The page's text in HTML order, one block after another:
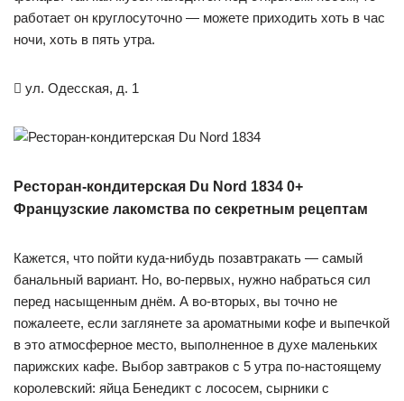
работает он круглосуточно — можете приходить хоть в час
ночи, хоть в пять утра.
 ул. Одесская, д. 1
Ресторан-кондитерская Du Nord 1834 0+
Французские лакомства по секретным рецептам
Кажется, что пойти куда-нибудь позавтракать — самый
банальный вариант. Но, во-первых, нужно набраться сил
перед насыщенным днём. А во-вторых, вы точно не
пожалеете, если заглянете за ароматными кофе и выпечкой
в это атмосферное место, выполненное в духе маленьких
парижских кафе. Выбор завтраков с 5 утра по-настоящему
королевский: яйца Бенедикт с лососем, сырники с